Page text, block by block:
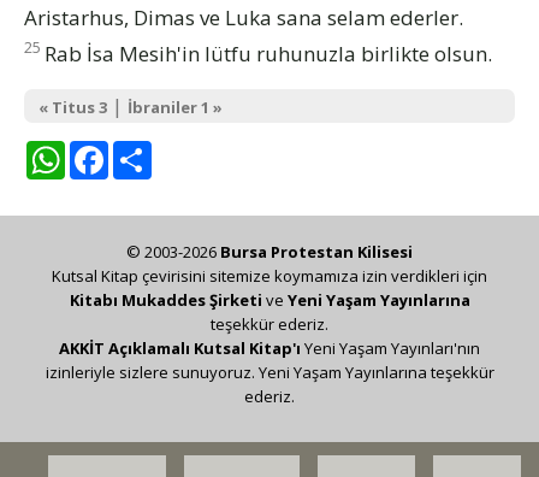
Aristarhus, Dimas ve Luka sana selam ederler.
25 Rab İsa Mesih'in lütfu ruhunuzla birlikte olsun.
« Titus 3 | İbraniler 1 »
WhatsAppFacebook
© 2003-2026 Bursa Protestan Kilisesi
Kutsal Kitap çevirisini sitemize koymamıza izin verdikleri için
Kitabı Mukaddes Şirketi ve Yeni Yaşam Yayınlarına
teşekkür ederiz.
AKKİT Açıklamalı Kutsal Kitap'ı Yeni Yaşam Yayınları'nın
izinleriyle sizlere sunuyoruz. Yeni Yaşam Yayınlarına teşekkür
ederiz.